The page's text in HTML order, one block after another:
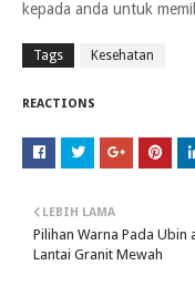
kepada anda untuk
Tags Kesehatan
REACTIONS
LEBIH LAMA
Pilihan Warna Pada Ubin
Lantai Granit Mewah